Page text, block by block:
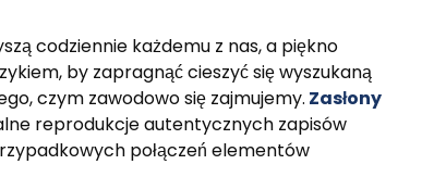
codziennie każdemu z nas, a piękno
by zapragnąć cieszyć się wyszukaną
czym zawodowo się zajmujemy. Zasłony
reprodukcje autentycznych zapisów
połączeń elementów